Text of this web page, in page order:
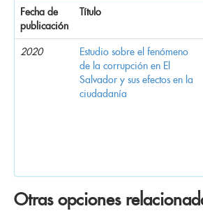
Fecha de
publicación
Título
2020
Estudio sobre el fenómeno
de la corrupción en El
Salvador y sus efectos en la
ciudadanía
Otras opciones